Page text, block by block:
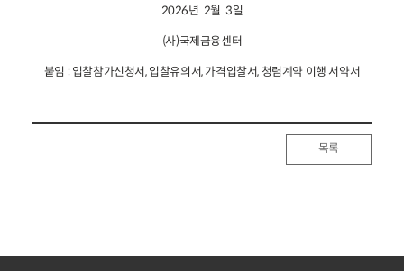
2026년 2월 3일
(사)국제금융센터
붙임 : 입찰참가신청서, 입찰유의서, 가격입찰서, 청렴계약 이행 서약서
목록